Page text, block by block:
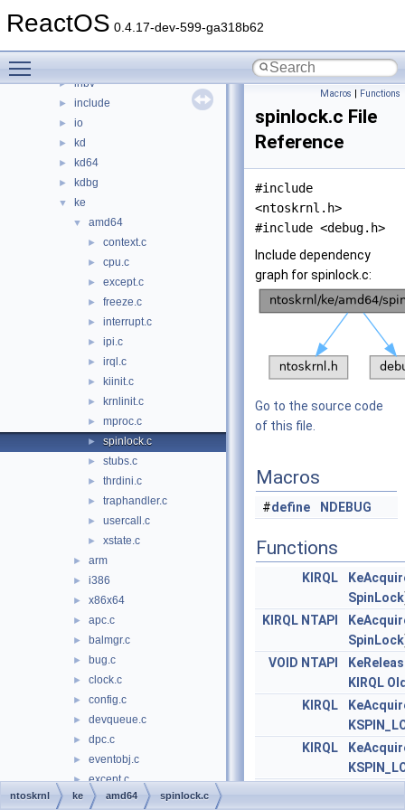
ReactOS 0.4.17-dev-599-ga318b62
► ex
► inbv
► include
► io
► kd
► kd64
► kdbg
▼ ke
▼ amd64
► context.c
► cpu.c
► except.c
► freeze.c
► interrupt.c
► ipi.c
► irql.c
► kiinit.c
► krnlinit.c
► mproc.c
► spinlock.c
► stubs.c
► thrdini.c
► traphandler.c
► usercall.c
► xstate.c
► arm
► i386
► x86x64
► apc.c
► balmgr.c
► bug.c
► clock.c
► config.c
► devqueue.c
► dpc.c
► eventobj.c
► except.c
► freeze.c
Macros | Functions
spinlock.c File
Reference
#include
<ntoskrnl.h>
#include <debug.h>
Include dependency
graph for spinlock.c:
Go to the source code
of this file.
Macros
#define NDEBUG
Functions
KIRQL
SpinLock
KIRQL NTAPI
SpinLock
VOID NTAPI
KIRQL
KIRQL
KIRQL
ntoskrnl ke amd64 spinlock.c